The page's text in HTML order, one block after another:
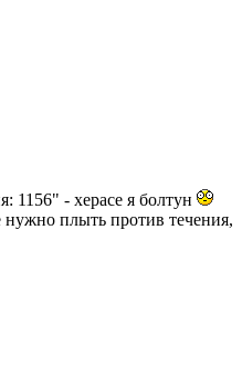
1156" - херасе я болтун
плыть против течения,